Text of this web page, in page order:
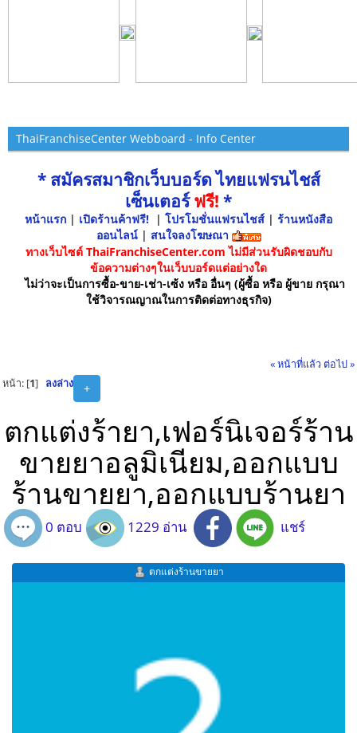
ThaiFranchiseCenter Webboard - Info Center
* สมัครสมาชิกเว็บบอร์ด ไทยแฟรนไชส์
เซ็นเตอร์ฟรี! *
หน้าแรก | เปิดร้านค้าฟรี! | โปรโมชั่นแฟรนไชส์ | ร้านหนังสือ
ออนไลน์ | สนใจลงโฆษณา
ทางเว็บไซต์ ThaiFranchiseCenter.com ไม่มีส่วนรับผิดชอบกับ
ข้อความต่างๆในเว็บบอร์ดแต่อย่างใด
ไม่ว่าจะเป็นการซื้อ-ขาย-เช่า-เซ้ง หรือ อื่นๆ (ผู้ซื้อ หรือ ผู้ขาย กรุณา
ใช้วิจารณญาณในการติดต่อทางธุรกิจ)
« หน้าที่แล้ว ต่อไป »
+
หน้า: [1] ลงล่าง
ตกแต่งร้ายา,เฟอร์นิเจอร์ร้าน
ขายยาอลูมิเนียม,ออกแบบ
ร้านขายยา,ออกแบบร้านยา
0 ตอบ 1229 อ่าน แชร์
ตกแต่งร้านขายยา